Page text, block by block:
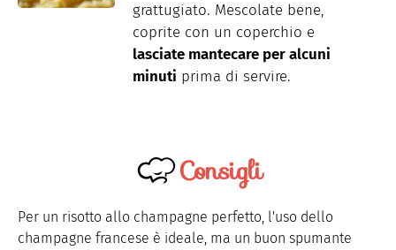
grattugiato. Mescolate bene,
coprite con un coperchio e
lasciate mantecare per alcuni
minuti prima di servire.
Consigli
Per un risotto allo champagne perfetto, l'uso dello
champagne francese è ideale, ma un buon spumante